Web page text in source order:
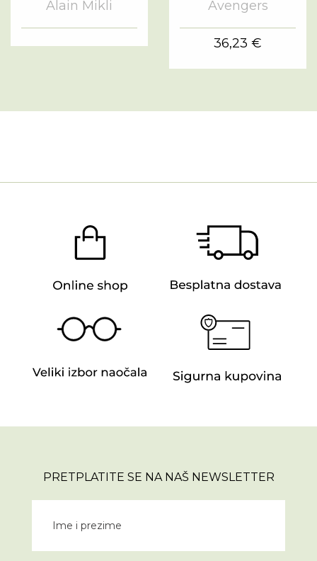
Alain Mikli
Avengers
36,23 €
PRETPLATITE SE NA NAŠ NEWSLETTER